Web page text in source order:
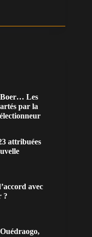
Boer… Les
par la
attribuées
avec
?